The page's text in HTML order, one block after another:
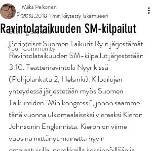
All Posts
Getting Started
Your Community
Ravintolataikuuden SM-kilpailut
Miika Pelkonen
20.8.2018 1 min käytetty lukemiseen
Perinteiset Suomen Taikurit Ry:n järjestämät
Ravintolataikuuden SM-kilpailut järjestetään
3.10. Teatteriravintola Nyyrikissä
(Pohjolankatu 2, Helsinki). Kilpailujen
yhteydessä järjestetään myös Suomen
Taikureiden "Minikongressi", johon saamme
tänä vuonna ulkomaalaiseksi vieraaksi Kieron
Johnsonin Englannista. Kieron on viime
vuosina niittänyt mainetta hyvin